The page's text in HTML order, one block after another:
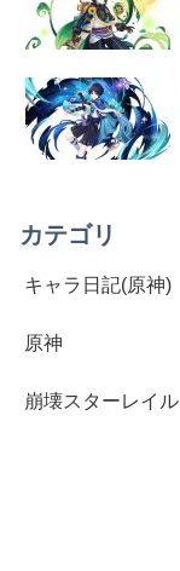
カテゴリ
キャラ日記(原神)
原神
崩壊スターレイル